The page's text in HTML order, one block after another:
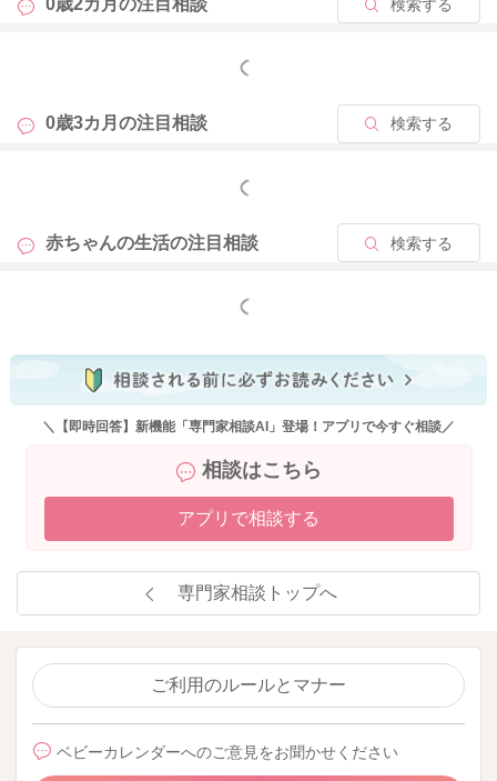
0歳2カ月の注目相談 検索する
もっと見る
0歳3カ月の注目相談 検索する
もっと見る
赤ちゃんの生活の注目相談 検索する
もっと見る
＼【即時回答】新機能「専門家相談AI」登場！アプリで今すぐ相談／
相談はこちら
アプリで相談する
専門家相談トップへ
ご利用のルールとマナー
ベビーカレンダーへのご意見をお聞かせください